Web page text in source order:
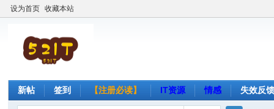
设为首页 收藏本站
新帖 签到 【注册必读】 IT资源 情感 失效反